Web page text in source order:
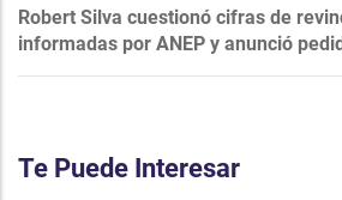
Robert Silva cuestionó cifras de
informadas por ANEP y anunció
Te Puede Interesar